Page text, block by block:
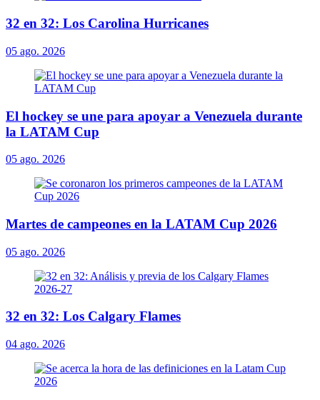
32 en 32: Los Carolina Hurricanes
05 ago. 2026
El hockey se une para apoyar a Venezuela durante
la LATAM Cup
05 ago. 2026
Martes de campeones en la LATAM Cup 2026
05 ago. 2026
32 en 32: Los Calgary Flames
04 ago. 2026